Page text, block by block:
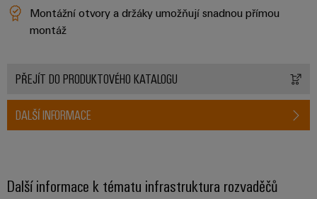
Montážní otvory a držáky umožňují snadnou přímou
montáž
PŘEJÍT DO PRODUKTOVÉHO KATALOGU
DALŠÍ INFORMACE
Další informace k tématu infrastruktura rozvaděčů